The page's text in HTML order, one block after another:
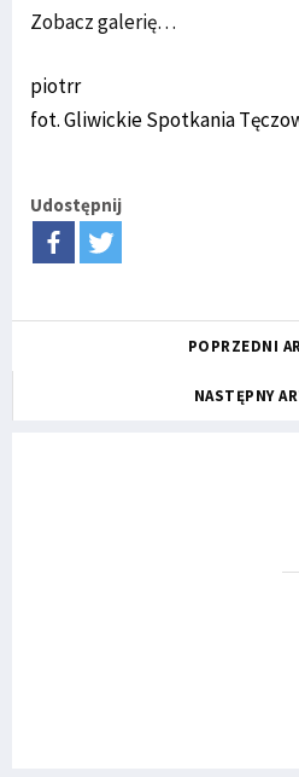
Zobacz galerię…
piotrr
fot. Gliwickie Spotkania
Udostępnij
POPRZEDNI
NASTĘPNY